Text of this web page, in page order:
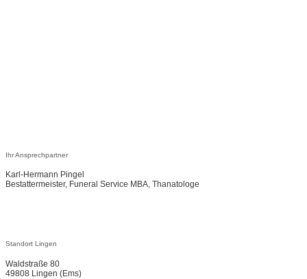
Ihr Ansprechpartner
Karl-Hermann Pingel
Bestattermeister, Funeral Service MBA, Thanatologe
Standort Lingen
Waldstraße 80
49808 Lingen (Ems)